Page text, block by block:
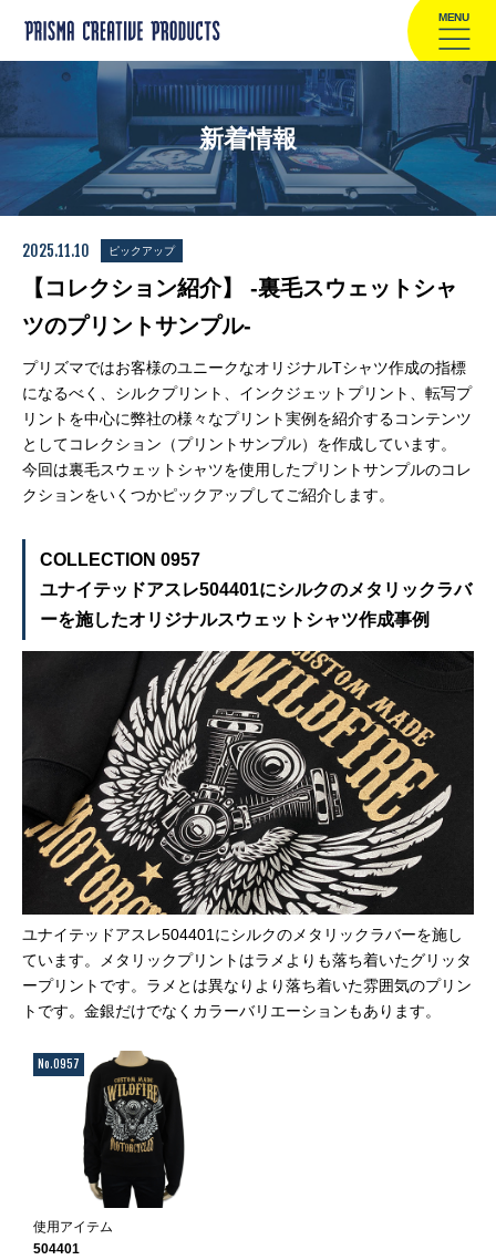
MENU
新着情報
2025.11.10 ピックアップ
【コレクション紹介】 -裏毛スウェットシャ
ツのプリントサンプル-
プリズマではお客様のユニークなオリジナルTシャツ作成の指標
になるべく、シルクプリント、インクジェットプリント、転写プ
リントを中心に弊社の様々なプリント実例を紹介するコンテンツ
としてコレクション（プリントサンプル）を作成しています。
今回は裏毛スウェットシャツを使用したプリントサンプルのコレ
クションをいくつかピックアップしてご紹介します。
COLLECTION 0957
ユナイテッドアスレ504401にシルクのメタリックラバ
ーを施したオリジナルスウェットシャツ作成事例
ユナイテッドアスレ504401にシルクのメタリックラバーを施し
ています。メタリックプリントはラメよりも落ち着いたグリッタ
ープリントです。ラメとは異なりより落ち着いた雰囲気のプリン
トです。金銀だけでなくカラーバリエーションもあります。
No.0957
使用アイテム
504401